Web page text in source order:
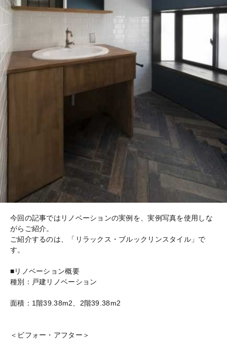
今回の記事ではリノベーションの実例を、実例写真を使用しな
がらご紹介。
ご紹介するのは、「リラックス・ブルックリンスタイル」で
す。
■リノベーション概要
種別：戸建リノベーション
面積：1階39.38m2、2階39.38m2
＜ビフォー・アフター＞